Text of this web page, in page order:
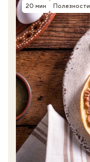
Время приготовления
20 мин Полезности